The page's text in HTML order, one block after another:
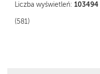
Liczba wyświetleń: 103494
(581)